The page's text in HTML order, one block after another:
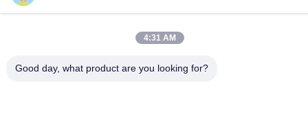
Gute Qualität Chinas Art - 2 Aufladungskabel EV Lieferant.
Alle Rechte vorbehalten.
4:31 AM
Good day, what product are you looking for?